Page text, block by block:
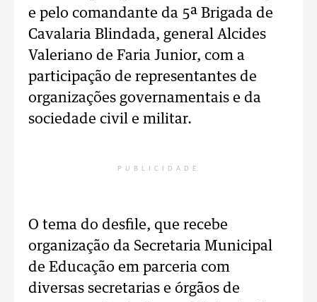
e pelo comandante da 5ª Brigada de
Cavalaria Blindada, general Alcides
Valeriano de Faria Junior, com a
participação de representantes de
organizações governamentais e da
sociedade civil e militar.
PUBLICIDADE
O tema do desfile, que recebe
organização da Secretaria Municipal
de Educação em parceria com
diversas secretarias e órgãos de